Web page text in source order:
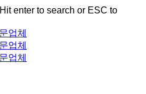
Hit enter to search or ESC to